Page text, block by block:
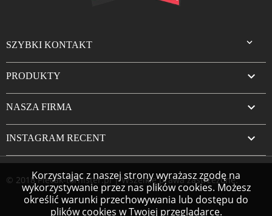
SZYBKI KONTAKT 
PRODUKTY 
NASZA FIRMA 
INSTAGRAM RECENT 
© 2018 Plecak-tornister.pl | Wszelkie prawa zastrzeżone.
Korzystając z naszej strony wyrażasz zgodę na
wykorzystywanie przez nas plików cookies. Możesz
określić warunki przechowywania lub dostępu do
plików cookies w Twojej przeglądarce.